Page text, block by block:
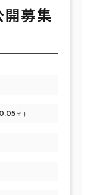
開募集
㎡）